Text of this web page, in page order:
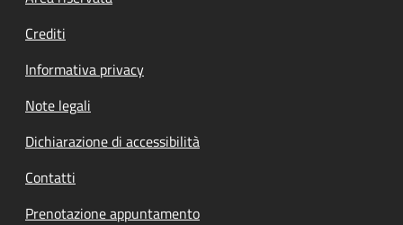
Crediti
Informativa privacy
Note legali
Dichiarazione di accessibilità
Contatti
Prenotazione appuntamento